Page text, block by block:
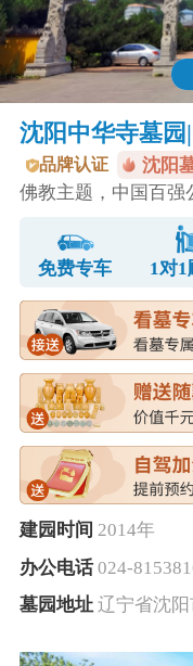
沈阳中华寺墓
品牌认证
沈阳
佛教主题，中国百强
免费专车 1对1
建园时间 2014年
办公电话 024-
墓园地址 辽宁省沈